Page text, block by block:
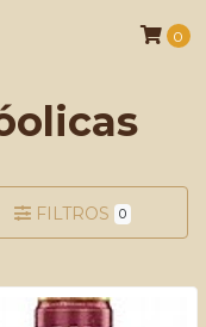
0
FILTROS 0